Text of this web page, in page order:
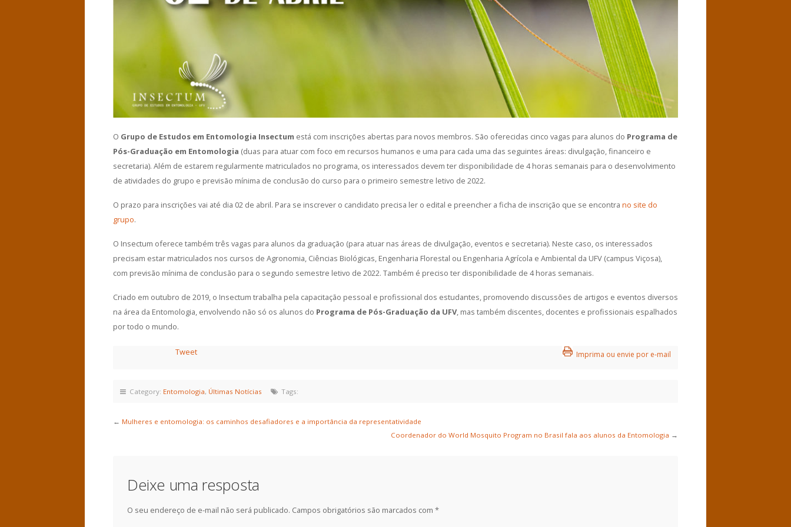
O Grupo de Estudos em Entomologia Insectum está com inscrições abertas para novos membros. São oferecidas cinco vagas para alunos do Programa de
Pós-Graduação em Entomologia (duas para atuar com foco em recursos humanos e uma para cada uma das seguintes áreas: divulgação, financeiro e
secretaria). Além de estarem regularmente matriculados no programa, os interessados devem ter disponibilidade de 4 horas semanais para o desenvolvimento
de atividades do grupo e previsão mínima de conclusão do curso para o primeiro semestre letivo de 2022.
O prazo para inscrições vai até dia 02 de abril. Para se inscrever o candidato precisa ler o edital e preencher a ficha de inscrição que se encontra no site do
grupo.
O Insectum oferece também três vagas para alunos da graduação (para atuar nas áreas de divulgação, eventos e secretaria). Neste caso, os interessados
precisam estar matriculados nos cursos de Agronomia, Ciências Biológicas, Engenharia Florestal ou Engenharia Agrícola e Ambiental da UFV (campus Viçosa),
com previsão mínima de conclusão para o segundo semestre letivo de 2022. Também é preciso ter disponibilidade de 4 horas semanais.
Criado em outubro de 2019, o Insectum trabalha pela capacitação pessoal e profissional dos estudantes, promovendo discussões de artigos e eventos diversos
na área da Entomologia, envolvendo não só os alunos do Programa de Pós-Graduação da UFV , mas também discentes, docentes e profissionais espalhados
por todo o mundo.
Imprima ou envie por e-mail
Tweet
Category: Entomologia, Últimas Notícias Tags:
← Mulheres e entomologia: os caminhos desafiadores e a importância da representatividade
Coordenador do World Mosquito Program no Brasil fala aos alunos da Entomologia →
Deixe uma resposta
O seu endereço de e-mail não será publicado. Campos obrigatórios são marcados com *